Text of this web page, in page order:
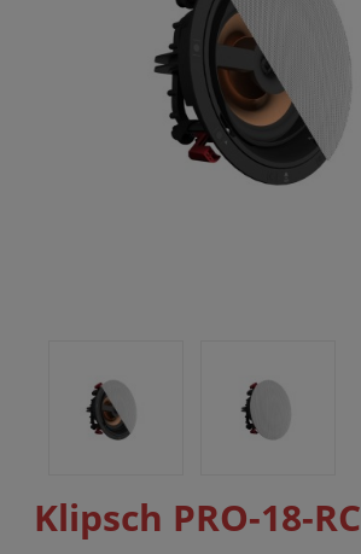
Klipsch PRO-18-RC